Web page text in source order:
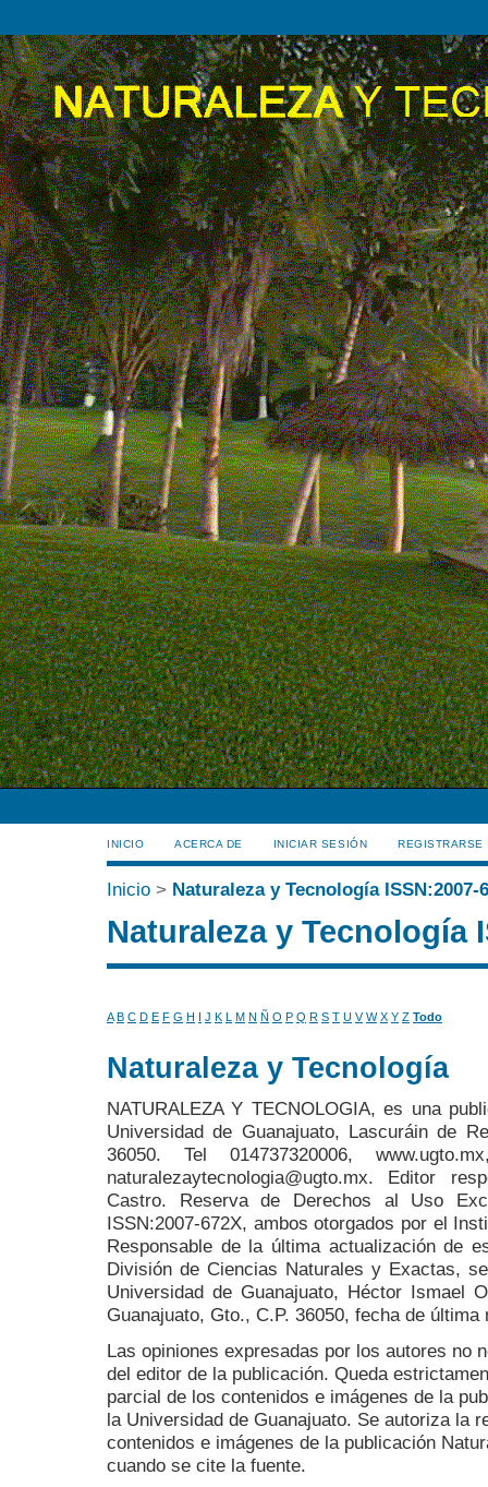
INICIO ACERCA DE INICIAR SESIÓN REGISTRARSE
Inicio > Naturaleza y Tecnología ISSN:2007-
Naturaleza y Tecnología
A B C D E F G H I J K L M N Ñ O P Q R S T U V W X Y Z Todo
Naturaleza y Tecnología
NATURALEZA Y TECNOLOGIA, es una
Universidad de Guanajuato, Lascuráin de
36050. Tel 014737320006,
naturalezaytecnologia@ugto.mx. Editor
Castro. Reserva de Derechos al Uso
ISSN:2007-672X, ambos otorgados por el
Responsable de la última actualización de
División de Ciencias Naturales y Exactas,
Universidad de Guanajuato, Héctor Ismael
Guanajuato, Gto., C.P. 36050, fecha de
Las opiniones expresadas por los autores no
del editor de la publicación. Queda
parcial de los contenidos e imágenes de la
la Universidad de Guanajuato. Se autoriza la
contenidos e imágenes de la publicación
cuando se cite la fuente.